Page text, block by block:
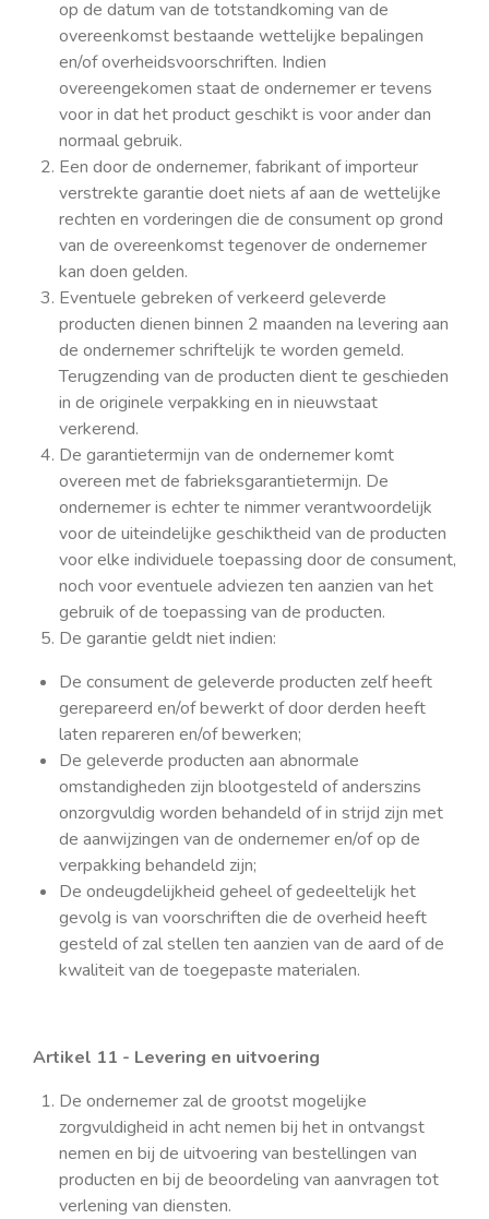
op de datum van de totstandkoming van de
overeenkomst bestaande wettelijke bepalingen
en/of overheidsvoorschriften. Indien
overeengekomen staat de ondernemer er tevens
voor in dat het product geschikt is voor ander dan
normaal gebruik.
Een door de ondernemer, fabrikant of importeur
verstrekte garantie doet niets af aan de wettelijke
rechten en vorderingen die de consument op grond
van de overeenkomst tegenover de ondernemer
kan doen gelden.
Eventuele gebreken of verkeerd geleverde
producten dienen binnen 2 maanden na levering aan
de ondernemer schriftelijk te worden gemeld.
Terugzending van de producten dient te geschieden
in de originele verpakking en in nieuwstaat
verkerend.
De garantietermijn van de ondernemer komt
overeen met de fabrieksgarantietermijn. De
ondernemer is echter te nimmer verantwoordelijk
voor de uiteindelijke geschiktheid van de producten
voor elke individuele toepassing door de consument,
noch voor eventuele adviezen ten aanzien van het
gebruik of de toepassing van de producten.
De garantie geldt niet indien:
De consument de geleverde producten zelf heeft
gerepareerd en/of bewerkt of door derden heeft
laten repareren en/of bewerken;
De geleverde producten aan abnormale
omstandigheden zijn blootgesteld of anderszins
onzorgvuldig worden behandeld of in strijd zijn met
de aanwijzingen van de ondernemer en/of op de
verpakking behandeld zijn;
De ondeugdelijkheid geheel of gedeeltelijk het
gevolg is van voorschriften die de overheid heeft
gesteld of zal stellen ten aanzien van de aard of de
kwaliteit van de toegepaste materialen.
Artikel 11 - Levering en uitvoering
De ondernemer zal de grootst mogelijke
zorgvuldigheid in acht nemen bij het in ontvangst
nemen en bij de uitvoering van bestellingen van
producten en bij de beoordeling van aanvragen tot
verlening van diensten.